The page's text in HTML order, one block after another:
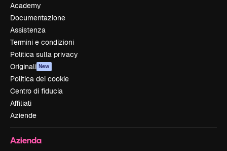
Academy
Documentazione
Assistenza
Termini e condizioni
Politica sulla privacy
Originali New
Politica dei cookie
Centro di fiducia
Affiliati
Aziende
Azienda